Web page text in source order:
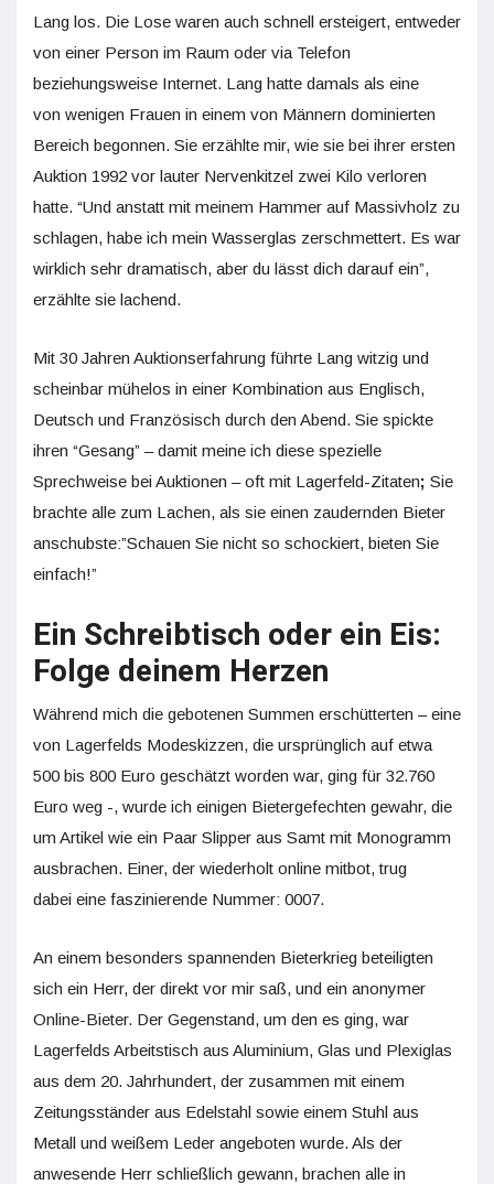
Lang los. Die Lose waren auch schnell ersteigert, entweder
von einer Person im Raum oder via Telefon
beziehungsweise Internet. Lang hatte damals als eine
von wenigen Frauen in einem von Männern dominierten
Bereich begonnen. Sie erzählte mir, wie sie bei ihrer ersten
Auktion 1992 vor lauter Nervenkitzel zwei Kilo verloren
hatte. “Und anstatt mit meinem Hammer auf Massivholz zu
schlagen, habe ich mein Wasserglas zerschmettert. Es war
wirklich sehr dramatisch, aber du lässt dich darauf ein”,
erzählte sie lachend.
Mit 30 Jahren Auktionserfahrung führte Lang witzig und
scheinbar mühelos in einer Kombination aus Englisch,
Deutsch und Französisch durch den Abend. Sie spickte
ihren “Gesang” – damit meine ich diese spezielle
Sprechweise bei Auktionen – oft mit Lagerfeld-Zitaten; Sie
brachte alle zum Lachen, als sie einen zaudernden Bieter
anschubste:”Schauen Sie nicht so schockiert, bieten Sie
einfach!”
Ein Schreibtisch oder ein Eis:
Folge deinem Herzen
Während mich die gebotenen Summen erschütterten – eine
von Lagerfelds Modeskizzen, die ursprünglich auf etwa
500 bis 800 Euro geschätzt worden war, ging für 32.760
Euro weg -, wurde ich einigen Bietergefechten gewahr, die
um Artikel wie ein Paar Slipper aus Samt mit Monogramm
ausbrachen. Einer, der wiederholt online mitbot, trug
dabei eine faszinierende Nummer: 0007.
An einem besonders spannenden Bieterkrieg beteiligten
sich ein Herr, der direkt vor mir saß, und ein anonymer
Online-Bieter. Der Gegenstand, um den es ging, war
Lagerfelds Arbeitstisch aus Aluminium, Glas und Plexiglas
aus dem 20. Jahrhundert, der zusammen mit einem
Zeitungsständer aus Edelstahl sowie einem Stuhl aus
Metall und weißem Leder angeboten wurde. Als der
anwesende Herr schließlich gewann, brachen alle in